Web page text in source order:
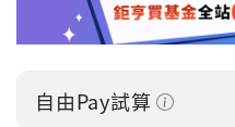
自由Pay試算